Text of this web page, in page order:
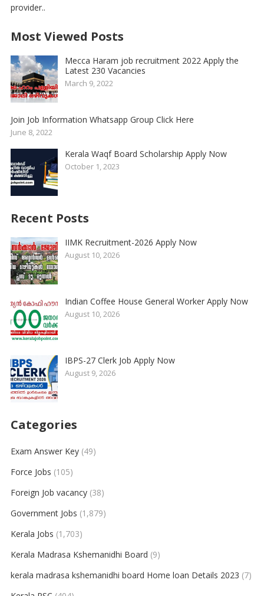
provider..
Most Viewed Posts
Mecca Haram job recruitment 2022 Apply the
Latest 230 Vacancies
March 9, 2022
Join Job Information Whatsapp Group Click Here
June 8, 2022
Kerala Waqf Board Scholarship Apply Now
October 1, 2023
Recent Posts
IIMK Recruitment-2026 Apply Now
August 10, 2026
Indian Coffee House General Worker Apply Now
August 10, 2026
IBPS-27 Clerk Job Apply Now
August 9, 2026
Categories
Exam Answer Key(49)
Force Jobs (105)
Foreign Job vacancy(38)
Government Jobs (1,879)
Kerala Jobs (1,703)
Kerala Madrasa Kshemanidhi Board (9)
kerala madrasa kshemanidhi board Home loan Details 2023 (7)